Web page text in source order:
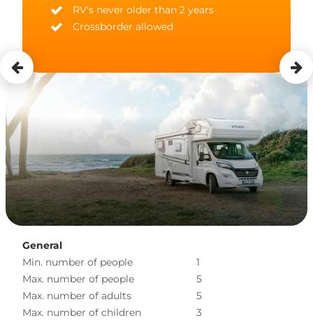
RV's never older than 2 years
Crossborder allowed
General
Min. number of people
1
Max. number of people
5
Max. number of adults
5
Max. number of children
3